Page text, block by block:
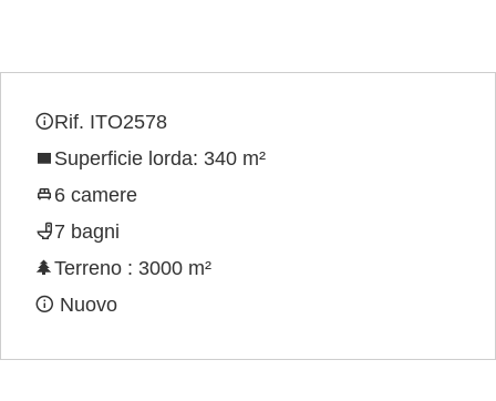
Rif. ITO2578
Superficie lorda: 340 m²
6 camere
7 bagni
Terreno : 3000 m²
Nuovo